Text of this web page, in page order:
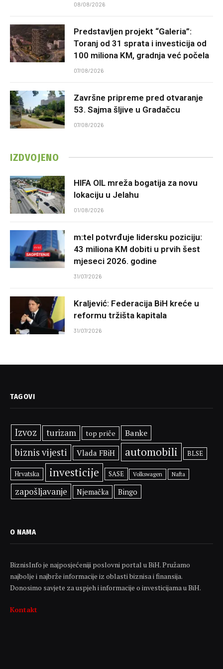
08/08/2026
Predstavljen projekt “Galeria”:
Toranj od 31 sprata i investicija od
100 miliona KM, gradnja već počela
07/08/2026
Završne pripreme pred otvaranje
53. Sajma šljive u Gradačcu
07/08/2026
IZDVOJENO
HIFA OIL mreža bogatija za novu
lokaciju u Jelahu
01/08/2026
m:tel potvrđuje lidersku poziciju:
43 miliona KM dobiti u prvih šest
mjeseci 2026. godine
31/07/2026
Kraljević: Federacija BiH kreće u
reformu tržišta kapitala
31/07/2026
TAGOVI
Izvoz turizam top priče Banke
biznis vijesti Vlada FBiH automobili BLSE
Hrvatska investicije SASE Volkswagen Nafta
zapošljavanje Njemačka Bingo
O NAMA
BiznisInfo je najposjećeniji poslovni portal u BiH. Pružamo
najbolje i najbrže informacije iz oblasti biznisa i finansija.
Donosimo savjete za uspjeh i informacije o investicijama u BiH.
Kontakt